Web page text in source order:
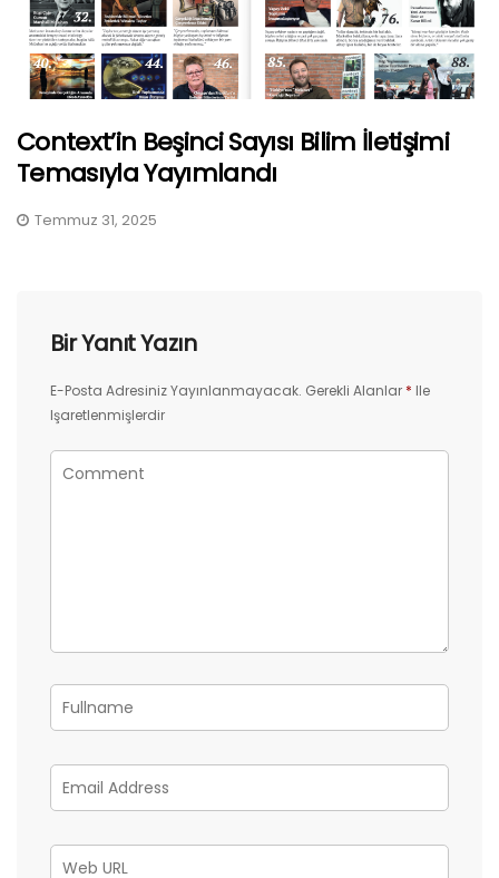
Context’in Beşinci Sayısı Bilim İletişimi
Temasıyla Yayımlandı
Temmuz 31, 2025
Bir Yanıt Yazın
E-Posta Adresiniz Yayınlanmayacak. Gerekli Alanlar * Ile
Işaretlenmişlerdir